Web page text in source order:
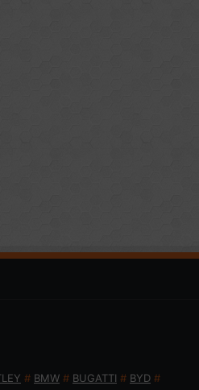
# BMW # BUGATTI # BYD #